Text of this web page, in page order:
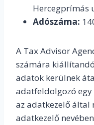
Hercegprímás
Adószáma:
A Tax Advisor
számára
adatok kerülnek
adatfeldolgozó
az adatkezelő által
adatkezelő